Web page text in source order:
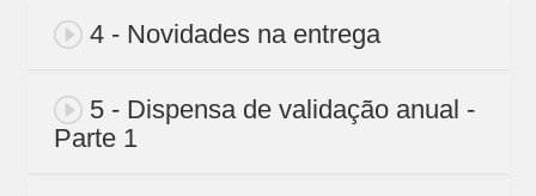
4 - Novidades na entrega
5 - Dispensa de validação anual -
Parte 1